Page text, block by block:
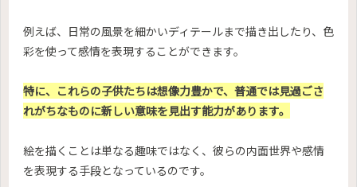
例えば、日常の風景を細かいディテールまで描き出したり、色
彩を使って感情を表現することができます。
特に、これらの子供たちは想像力豊かで、普通では見過ごさ
れがちなものに新しい意味を見出す能力があります。
絵を描くことは単なる趣味ではなく、彼らの内面世界や感情
を表現する手段となっているのです。